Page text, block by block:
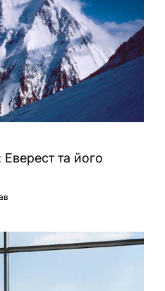
та його